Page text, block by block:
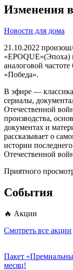
Изменения
Новости для дома
21.10.2022
«EPOQUE»(Эпоха)
аналоговой
«Победа».
В эфире —
сериалы,
Отечественной
производства,
документах и
рассказывает о
истории
Отечественной
Приятного
События
🔥 Акции
Смотреть все акции
Пакет
месяц!